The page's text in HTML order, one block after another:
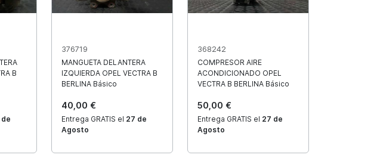
B
376719
MANGUETA DELANTERA
IZQUIERDA OPEL VECTRA B
BERLINA Básico
40,00 €
Entrega GRATIS el 27 de
Agosto
368242
COMPRESOR AIRE
ACONDICIONADO OPEL
VECTRA B BERLINA Básico
50,00 €
Entrega GRATIS el 27 de
Agosto